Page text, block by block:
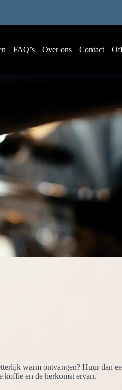
FAQ’s Over ons Contact
warm ontvangen? Huur dan
koffie en de herkomst ervan.